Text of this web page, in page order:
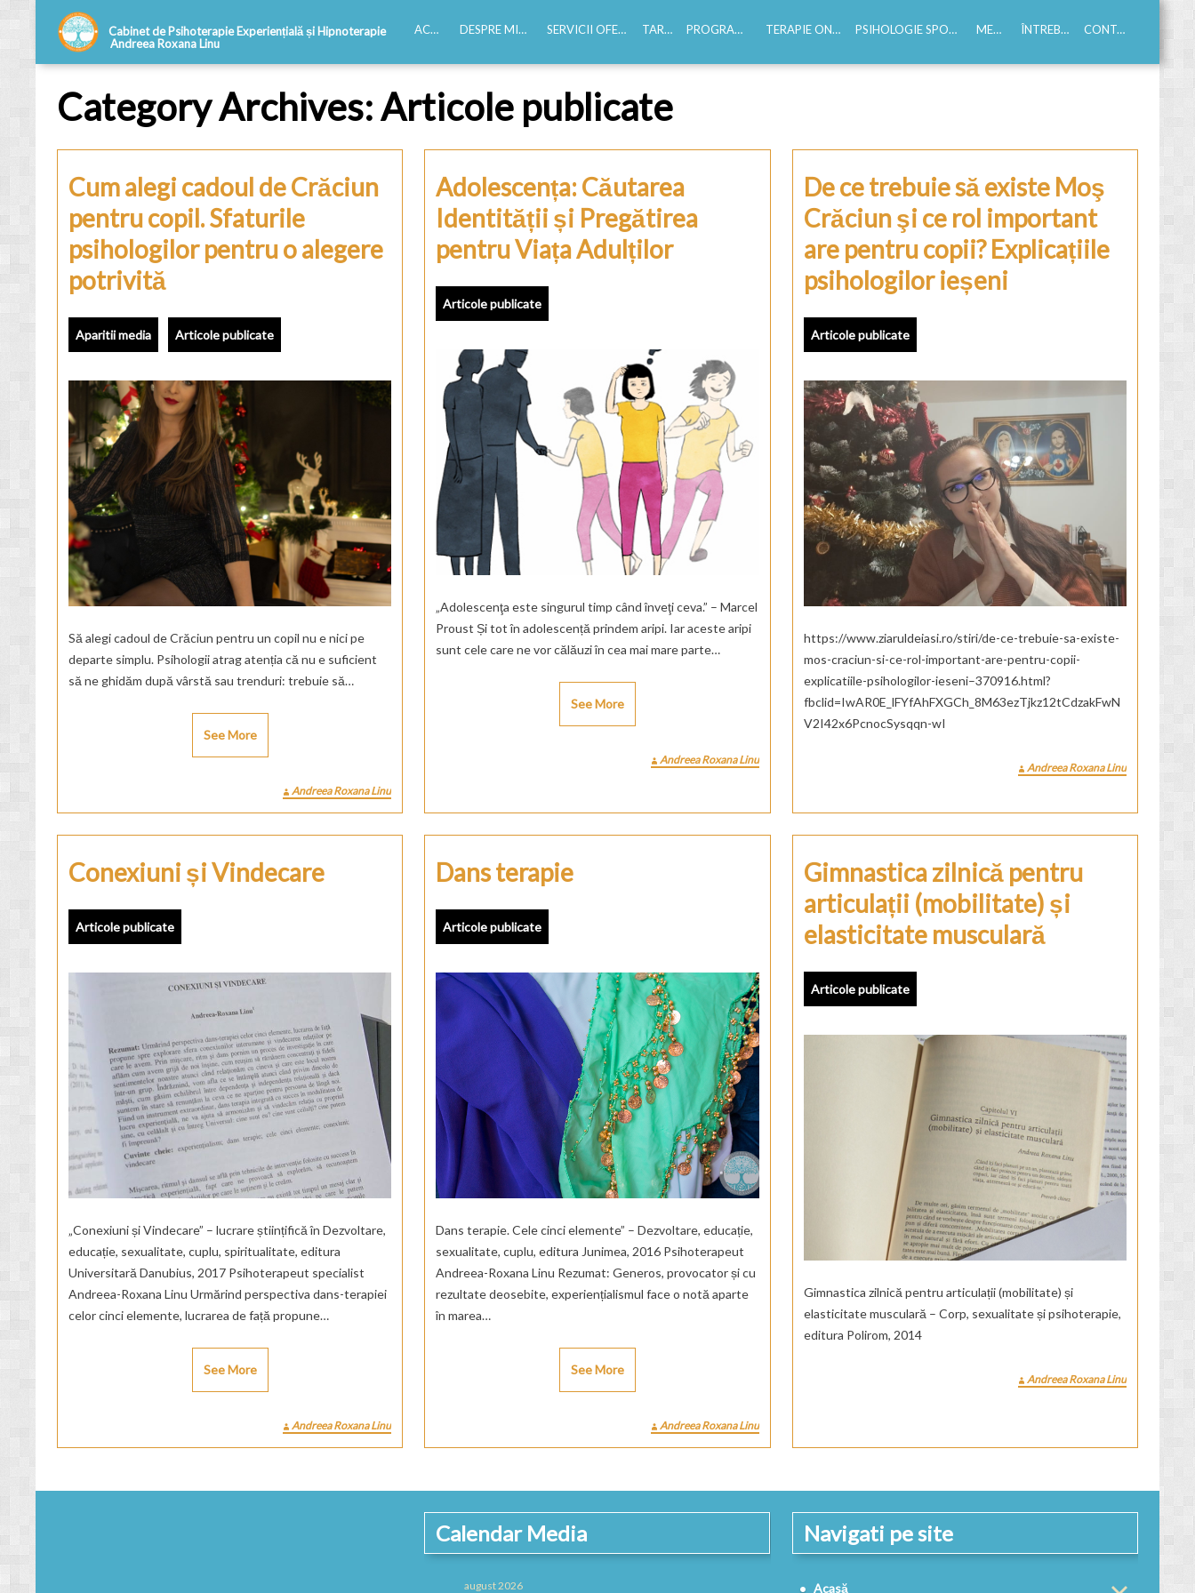
ACASĂ DESPRE MINE
Educație
CV-ul meu
SERVICII OFERITE TARIFE PROGRAMĂRI TERAPIE ONLINE PSIHOLOGIE SPORTIVA MEDIA ÎNTREBĂRI CONTACT
Category Archives: Articole publicate
Cum alegi cadoul de Crăciun
pentru copil. Sfaturile
psihologilor pentru o alegere
potrivită
Aparitii media Articole publicate
Să alegi cadoul de Crăciun pentru un copil nu e nici pe
departe simplu. Psihologii atrag atenția că nu e suficient
să ne ghidăm după vârstă sau trenduri: trebuie să…
See More
Andreea Roxana Linu
Adolescența: Căutarea
Identității și Pregătirea
pentru Viața Adulților
Articole publicate
„Adolescenţa este singurul timp când înveţi ceva.” – Marcel
Proust Și tot în adolescență prindem aripi. Iar aceste aripi
sunt cele care ne vor călăuzi în cea mai mare parte…
See More
Andreea Roxana Linu
De ce trebuie să existe Moş
Crăciun şi ce rol important
are pentru copii? Explicațiile
psihologilor ieșeni
Articole publicate
https://www.ziaruldeiasi.ro/stiri/de-ce-trebuie-sa-existe-
mos-craciun-si-ce-rol-important-are-pentru-copii-
explicatiile-psihologilor-ieseni–370916.html?
fbclid=IwAR0E_lFYfAhFXGCh_8M63ezTjkz12tCdzakFwN
V2I42x6PcnocSysqqn-wI
Andreea Roxana Linu
Conexiuni și Vindecare
Articole publicate
„Conexiuni și Vindecare” – lucrare științifică în Dezvoltare,
educație, sexualitate, cuplu, spiritualitate, editura
Universitară Danubius, 2017 Psihoterapeut specialist
Andreea-Roxana Linu Urmărind perspectiva dans-terapiei
celor cinci elemente, lucrarea de față propune…
See More
Andreea Roxana Linu
Dans terapie
Articole publicate
Dans terapie. Cele cinci elemente” – Dezvoltare, educație,
sexualitate, cuplu, editura Junimea, 2016 Psihoterapeut
Andreea-Roxana Linu Rezumat: Generos, provocator și cu
rezultate deosebite, experiențialismul face o notă aparte
în marea…
See More
Andreea Roxana Linu
Gimnastica zilnică pentru
articulații (mobilitate) și
elasticitate musculară
Articole publicate
Gimnastica zilnică pentru articulații (mobilitate) și
elasticitate musculară – Corp, sexualitate și psihoterapie,
editura Polirom, 2014
Andreea Roxana Linu
Calendar Media
august 2026
Navigati pe site
Acasă